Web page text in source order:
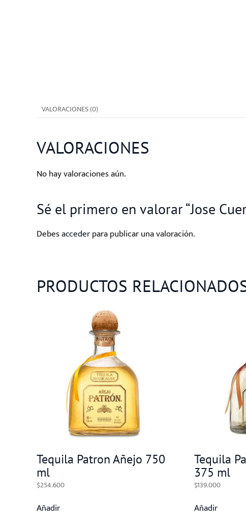
VALORACIONES (0)
VALORACIONES
No hay valoraciones aún.
Sé el primero en valorar “Jose
Debesaccederpara publicar una valoración.
PRODUCTOS
Tequila Patron Añejo 750
ml
$254.600
Añadir
Tequila
375 ml
$139.000
Añadir